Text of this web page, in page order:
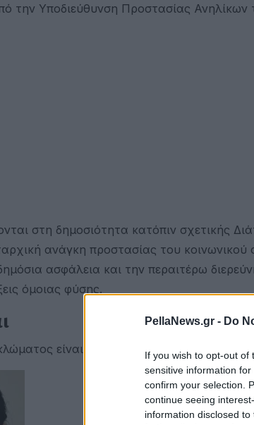
PellaNews.gr - Do
If you wish to opt-out of
sensitive information
confirm your selection.
continue seeing
information disclosed
την Υποδιεύθυνση Προστασίας Ανηλίκων
στη δημοσιότητα κατόπιν σχετικής
ανάγκη προστασίας του κοινωνικού
ασφάλεια και την περαιτέρω
όμοιας φύσης.
είναι οι: